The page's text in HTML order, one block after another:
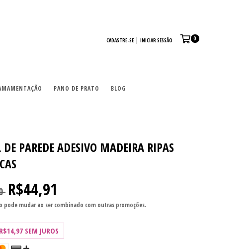
CADASTRE-SE INICIAR SESSÃO 0
PANO DE PRATO BLOG
DE PAREDE ADESIVO MADEIRA RIPAS
R$44,91
pode mudar ao ser combinado com outras promoções.
R$14,97 SEM JUROS